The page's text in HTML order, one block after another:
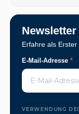
Newsletter
Erfahre als
E-Mail-Adresse *
VERWENDUNG